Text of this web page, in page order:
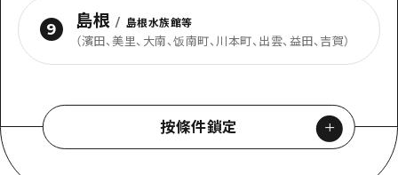
9 島根 / 島根水族館等
（濱田、美里、大南、饭南町、川本町、出雲、益田、吉賀）
按條件鎖定